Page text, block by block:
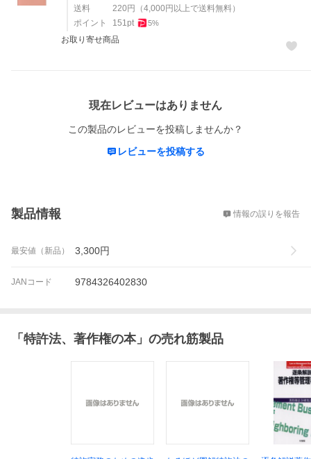
送料
220 円 （4,000 円以上で送料無料）
ポイント
151pt 5%
お取り寄せ商品
現在レビューはありません
この製品のレビューを投稿しませんか？
レビューを投稿する
製品情報 情報の誤りを報告
最安値（新品） 3,300円
JANコード 9784326402830
「 特許法、著作権の本」の売れ筋製品